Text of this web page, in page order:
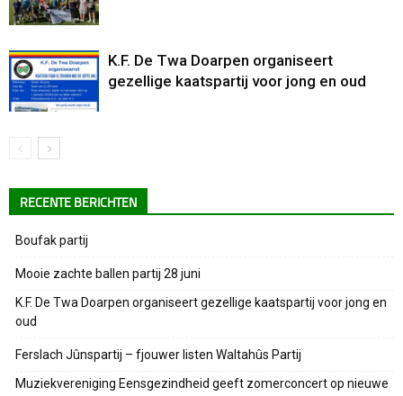
K.F. De Twa Doarpen organiseert
gezellige kaatspartij voor jong en oud
RECENTE BERICHTEN
Boufak partij
Mooie zachte ballen partij 28 juni
K.F. De Twa Doarpen organiseert gezellige kaatspartij voor jong en
oud
Ferslach Jûnspartij – fjouwer listen Waltahûs Partij
Muziekvereniging Eensgezindheid geeft zomerconcert op nieuwe